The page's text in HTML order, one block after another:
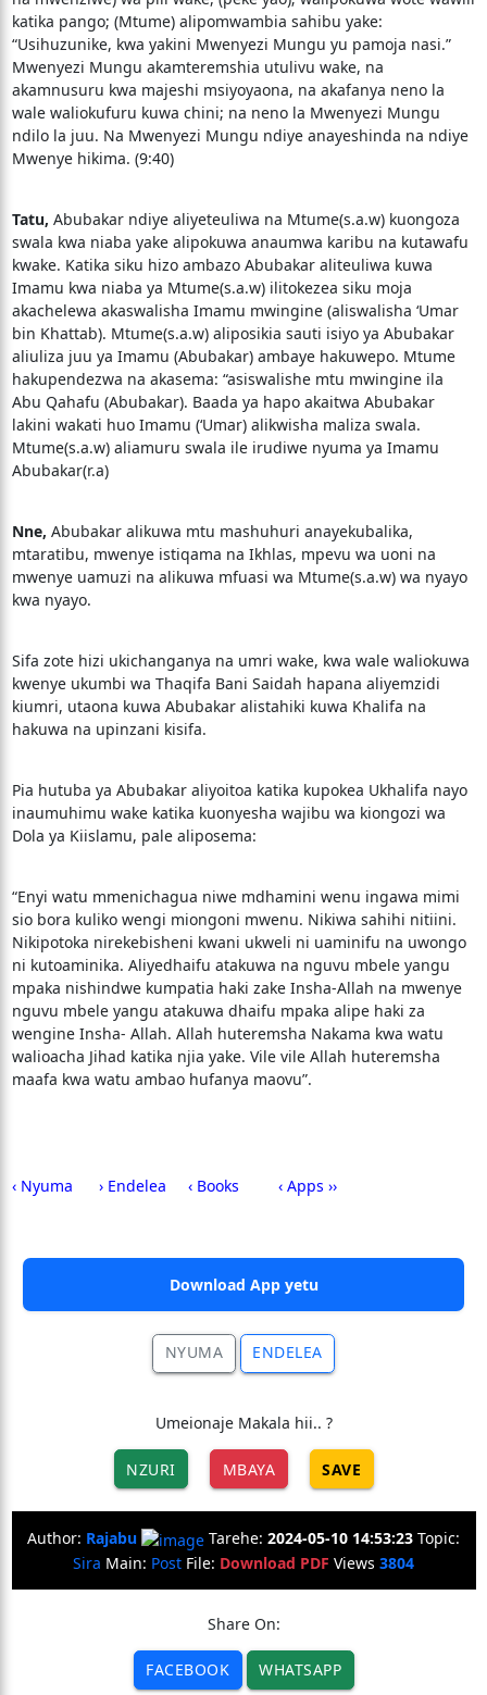
katika pango; (Mtume) alipomwambia sahibu yake:
“Usihuzunike, kwa yakini Mwenyezi Mungu yu pamoja nasi.”
Mwenyezi Mungu akamteremshia utulivu wake, na
akamnusuru kwa majeshi msiyoyaona, na akafanya neno la
wale waliokufuru kuwa chini; na neno la Mwenyezi Mungu
ndilo la juu. Na Mwenyezi Mungu ndiye anayeshinda na ndiye
Mwenye hikima. (9:40)
Tatu, Abubakar ndiye aliyeteuliwa na Mtume(s.a.w) kuongoza
swala kwa niaba yake alipokuwa anaumwa karibu na kutawafu
kwake. Katika siku hizo ambazo Abubakar aliteuliwa kuwa
Imamu kwa niaba ya Mtume(s.a.w) ilitokezea siku moja
akachelewa akaswalisha Imamu mwingine (aliswalisha ‘Umar
bin Khattab). Mtume(s.a.w) aliposikia sauti isiyo ya Abubakar
aliuliza juu ya Imamu (Abubakar) ambaye hakuwepo. Mtume
hakupendezwa na akasema: “asiswalishe mtu mwingine ila
Abu Qahafu (Abubakar). Baada ya hapo akaitwa Abubakar
lakini wakati huo Imamu (‘Umar) alikwisha maliza swala.
Mtume(s.a.w) aliamuru swala ile irudiwe nyuma ya Imamu
Abubakar(r.a)
Nne, Abubakar alikuwa mtu mashuhuri anayekubalika,
mtaratibu, mwenye istiqama na Ikhlas, mpevu wa uoni na
mwenye uamuzi na alikuwa mfuasi wa Mtume(s.a.w) wa nyayo
kwa nyayo.
Sifa zote hizi ukichanganya na umri wake, kwa wale waliokuwa
kwenye ukumbi wa Thaqifa Bani Saidah hapana aliyemzidi
kiumri, utaona kuwa Abubakar alistahiki kuwa Khalifa na
hakuwa na upinzani kisifa.
Pia hutuba ya Abubakar aliyoitoa katika kupokea Ukhalifa nayo
inaumuhimu wake katika kuonyesha wajibu wa kiongozi wa
Dola ya Kiislamu, pale aliposema:
“Enyi watu mmenichagua niwe mdhamini wenu ingawa mimi
sio bora kuliko wengi miongoni mwenu. Nikiwa sahihi nitiini.
Nikipotoka nirekebisheni kwani ukweli ni uaminifu na uwongo
ni kutoaminika. Aliyedhaifu atakuwa na nguvu mbele yangu
mpaka nishindwe kumpatia haki zake Insha-Allah na mwenye
nguvu mbele yangu atakuwa dhaifu mpaka alipe haki za
wengine Insha- Allah. Allah huteremsha Nakama kwa watu
walioacha Jihad katika njia yake. Vile vile Allah huteremsha
maafa kwa watu ambao hufanya maovu”.
‹ Nyuma › Endelea ‹ Books ‹ Apps ››
Download App yetu
NYUMA ENDELEA
Umeionaje Makala hii.. ?
NZURI MBAYA SAVE
Author: Rajabu Tarehe: 2024-05-10 14:53:23 Topic:
Sira Main: Post File: Download PDF Views 3804
Share On:
FACEBOOK WHATSAPP